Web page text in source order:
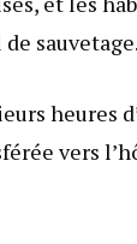
sauvetage.
heures
vers